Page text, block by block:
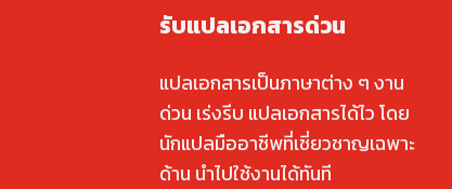
รับแปลเอกสารด่วน
แปลเอกสารเป็นภาษาต่าง ๆ งาน
ด่วน เร่งรีบ แปลเอกสารได้ไว โดย
นักแปลมืออาชีพที่เชี่ยวชาญเฉพาะ
ด้าน นำไปใช้งานได้ทันที